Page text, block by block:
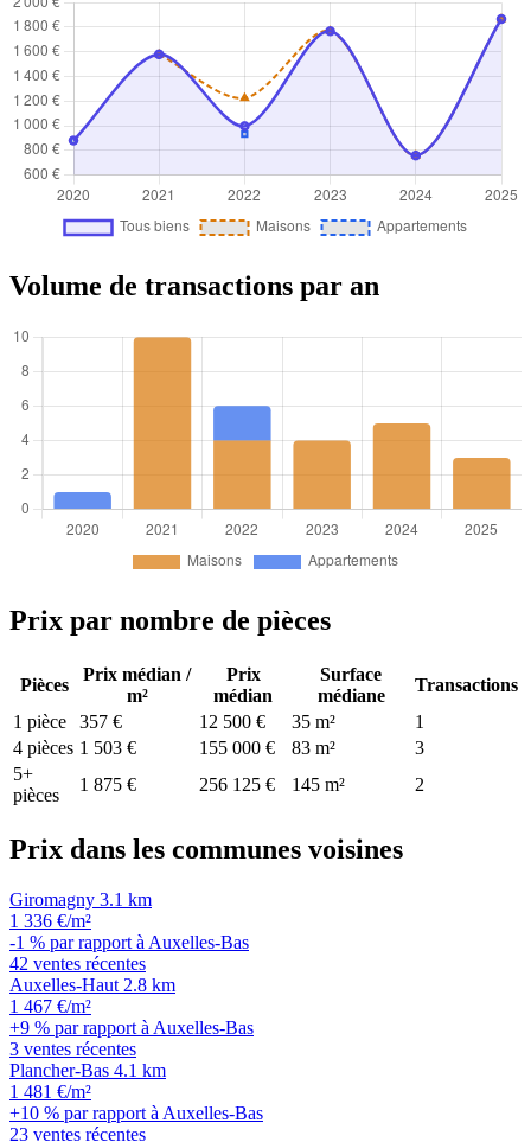
Volume de transactions par an
Prix par nombre de pièces
Pièces
Prix médian /
m²
Prix
médian
Surface
médiane
Transactions
1 pièce
357 € 12 500 € 35 m²
1
4 pièces 1 503 € 155 000 € 83 m²
3
5+
pièces
1 875 € 256 125 € 145 m² 2
Prix dans les communes voisines
Giromagny 3.1 km
1 336 €/m²
-1 % par rapport à Auxelles-Bas
42 ventes récentes
Auxelles-Haut 2.8 km
1 467 €/m²
+9 % par rapport à Auxelles-Bas
3 ventes récentes
Plancher-Bas 4.1 km
1 481 €/m²
+10 % par rapport à Auxelles-Bas
23 ventes récentes